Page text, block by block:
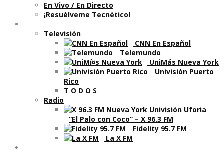
En Vivo / En Directo
¡Resuélveme Tecnético!
Televisión
CNN En Español
Telemundo
UniMás Nueva York
Univisión Puerto
Rico
T O D O S
Radio
“El Palo con Coco” – X 96.3 FM
Fidelity 95.7 FM
La X FM